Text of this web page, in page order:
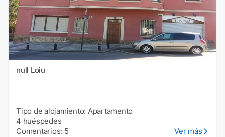
null Loiu
Tipo de alojamiento: Apartamento
4 huéspedes
Comentarios: 5
Ver más